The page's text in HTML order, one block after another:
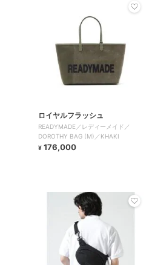
ロイヤルフラッシュ
READYMADE／レディーメイド／
DOROTHY BAG (M)／KHAKI
¥ 176,000